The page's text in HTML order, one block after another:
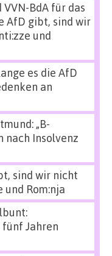
VVN-BdA für das
AfD gibt, sind wir
und
es die AfD
an
„B-
nach Insolvenz
sind wir nicht
und Rom:nja
Jahren